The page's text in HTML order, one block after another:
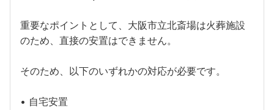
重要なポイントとして、大阪市立北斎場は火葬施設
のため、直接の安置はできません。
そのため、以下のいずれかの対応が必要です。
• 自宅安置